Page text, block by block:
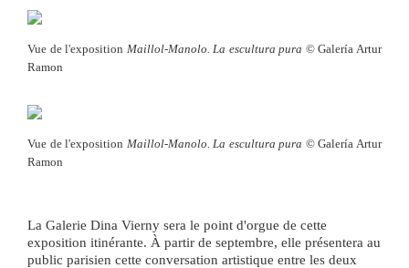
Vue de l'exposition Maillol-Manolo. La escultura pura © Galería Artur
Ramon
Vue de l'exposition Maillol-Manolo. La escultura pura © Galería Artur
Ramon
La Galerie Dina Vierny sera le point d'orgue de cette
exposition itinérante. À partir de septembre, elle présentera au
public parisien cette conversation artistique entre les deux